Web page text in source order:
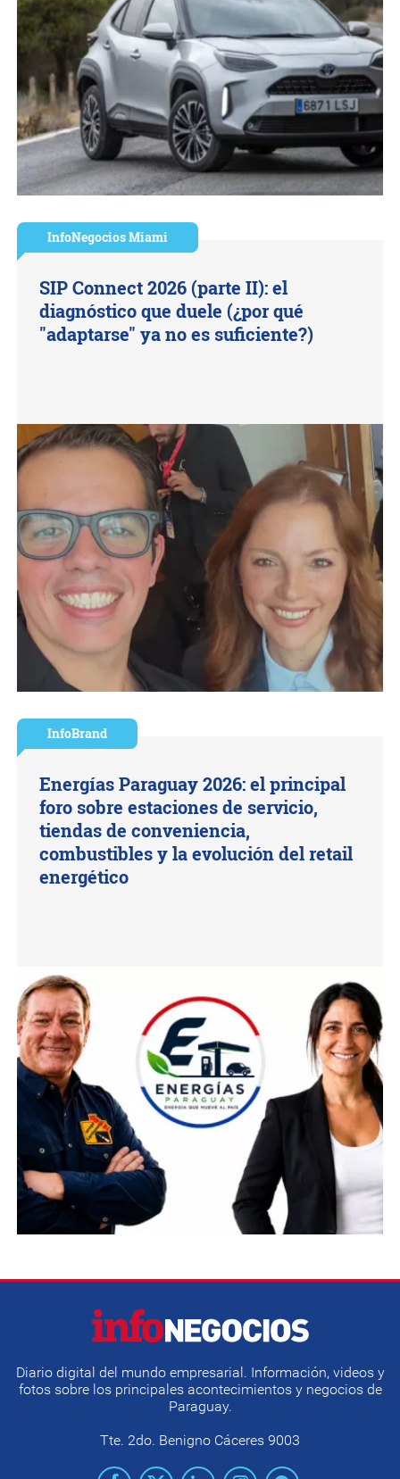
InfoNegocios Miami
SIP Connect 2026 (parte II): el
diagnóstico que duele (¿por qué
"adaptarse" ya no es suficiente?)
InfoBrand
Energías Paraguay 2026: el principal
foro sobre estaciones de servicio,
tiendas de conveniencia,
combustibles y la evolución del retail
energético
Diario digital del mundo empresarial. Información, videos y
fotos sobre los principales acontecimientos y negocios de
Paraguay.
Tte. 2do. Benigno Cáceres 9003